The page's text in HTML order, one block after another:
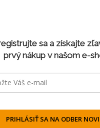
sa a získajte
prvý nákup v našom e-
PRIHLÁSIŤ SA NA ODBER